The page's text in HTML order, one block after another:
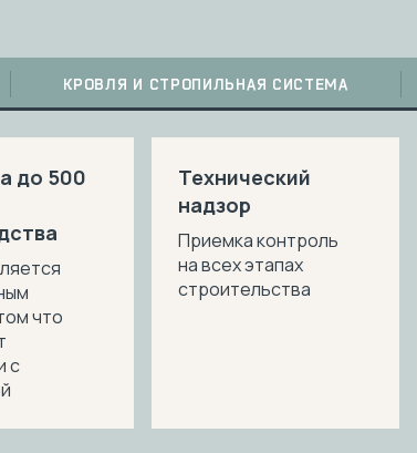
КРОВЛЯ И СТРОПИЛЬНАЯ СИСТЕМА
до 500
что
с
Технический
надзор
Приемка контроль
на всех этапах
строительства